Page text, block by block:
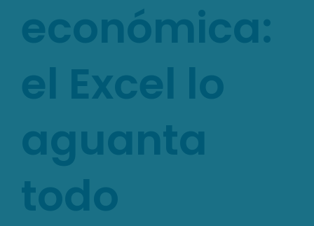
económica:
el Excel lo
aguanta
todo